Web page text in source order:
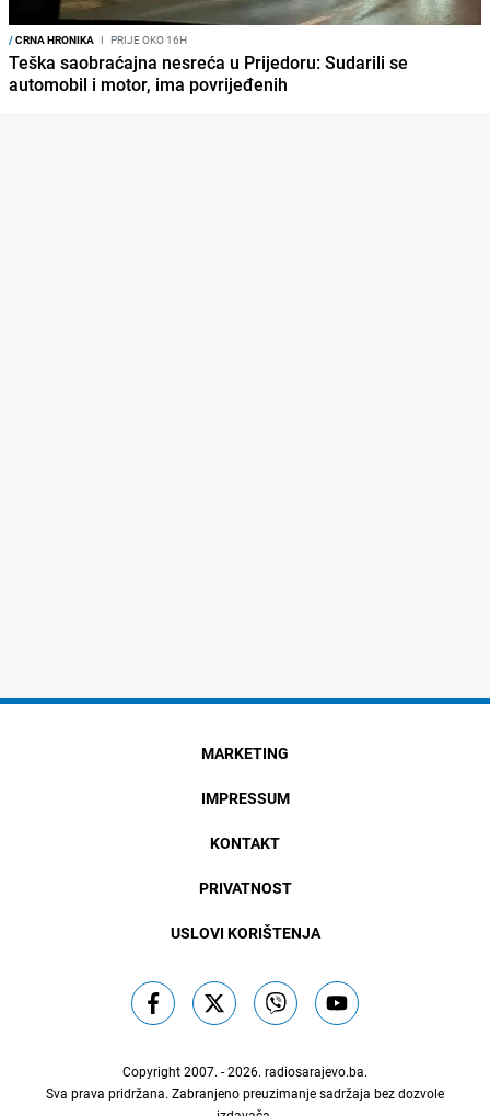
/CRNA HRONIKA I PRIJE OKO 16H
Teška saobraćajna nesreća u Prijedoru: Sudarili se
automobil i motor, ima povrijeđenih
MARKETING
IMPRESSUM
KONTAKT
PRIVATNOST
USLOVI KORIŠTENJA
Copyright 2007. - 2026. radiosarajevo.ba.
Sva prava pridržana. Zabranjeno preuzimanje sadržaja bez dozvole